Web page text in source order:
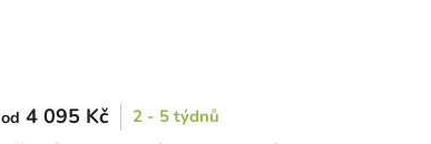
od 4 095 Kč 2 - 5 týdnů